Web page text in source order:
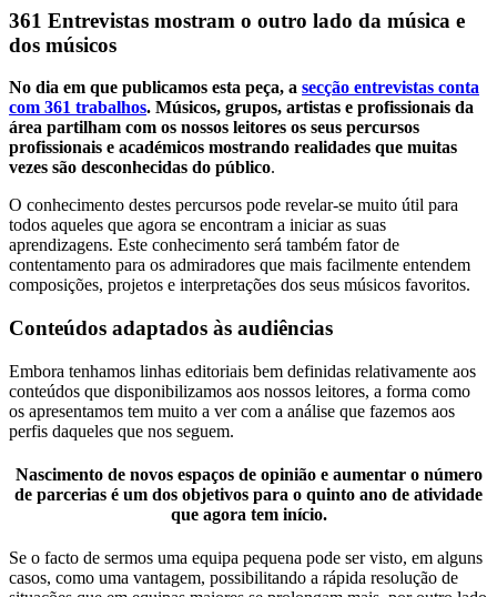
361 Entrevistas mostram o outro lado da música e
dos músicos
No dia em que publicamos esta peça, a secção entrevistas conta
com 361 trabalhos. Músicos, grupos, artistas e profissionais da
área partilham com os nossos leitores os seus percursos
profissionais e académicos mostrando realidades que muitas
vezes são desconhecidas do público.
O conhecimento destes percursos pode revelar-se muito útil para
todos aqueles que agora se encontram a iniciar as suas
aprendizagens. Este conhecimento será também fator de
contentamento para os admiradores que mais facilmente entendem
composições, projetos e interpretações dos seus músicos favoritos.
Conteúdos adaptados às audiências
Embora tenhamos linhas editoriais bem definidas relativamente aos
conteúdos que disponibilizamos aos nossos leitores, a forma como
os apresentamos tem muito a ver com a análise que fazemos aos
perfis daqueles que nos seguem.
Nascimento de novos espaços de opinião e aumentar o número
de parcerias é um dos objetivos para o quinto ano de atividade
que agora tem início.
Se o facto de sermos uma equipa pequena pode ser visto, em alguns
casos, como uma vantagem, possibilitando a rápida resolução de